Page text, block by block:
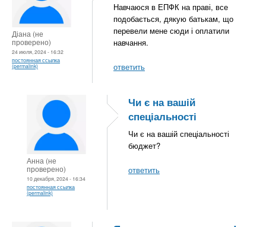
Діана (не
проверено)
24 июля, 2024 - 16:32
постоянная ссылка
(permalink)
Навчаюся в ЕПФК на праві, все
подобається, дякую батькам, що
перевели мене сюди і оплатили
навчання.
ответить
Анна (не
проверено)
10 декабря, 2024 - 16:34
постоянная ссылка
(permalink)
Чи є на вашій
спеціальності
Чи є на вашій спеціальності
бюджет?
ответить